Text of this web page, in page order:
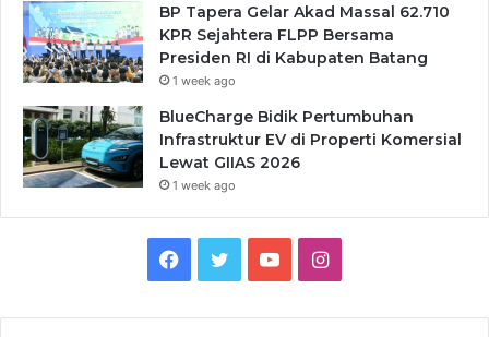
BP Tapera Gelar Akad Massal 62.710
KPR Sejahtera FLPP Bersama
Presiden RI di Kabupaten Batang
1 week ago
BlueCharge Bidik Pertumbuhan
Infrastruktur EV di Properti Komersial
Lewat GIIAS 2026
1 week ago
Facebook
TwitterYouTubeInstagram